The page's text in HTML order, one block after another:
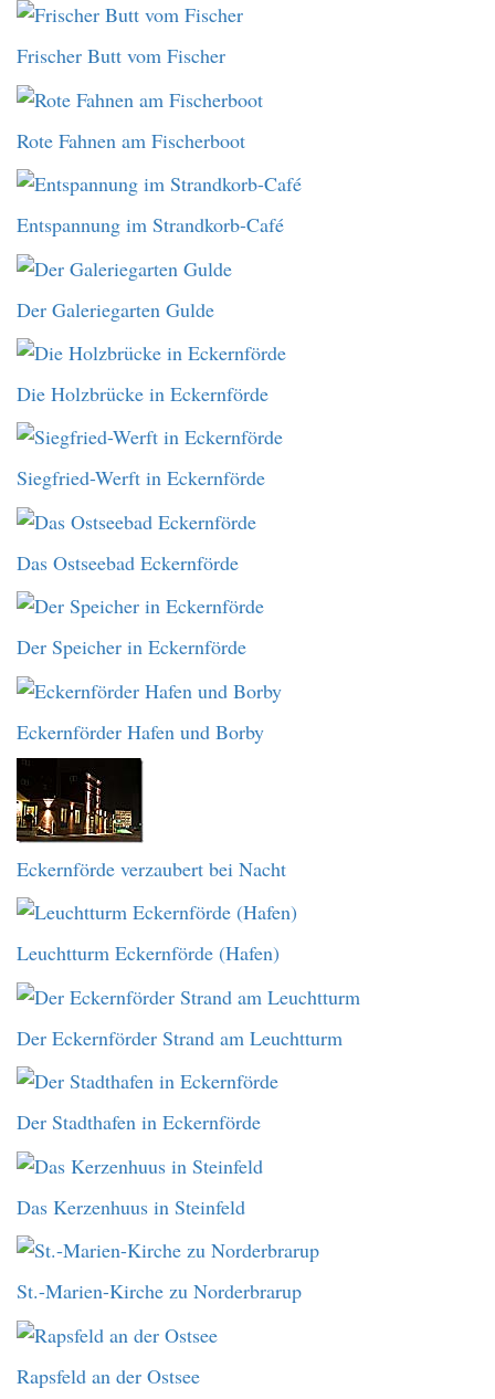
Frischer Butt vom Fischer
Rote Fahnen am Fischerboot
Entspannung im Strandkorb-Café
Der Galeriegarten Gulde
Die Holzbrücke in Eckernförde
Siegfried-Werft in Eckernförde
Das Ostseebad Eckernförde
Der Speicher in Eckernförde
Eckernförder Hafen und Borby
Eckernförde verzaubert bei Nacht
Leuchtturm Eckernförde (Hafen)
Der Eckernförder Strand am Leuchtturm
Der Stadthafen in Eckernförde
Das Kerzenhuus in Steinfeld
St.-Marien-Kirche zu Norderbrarup
Rapsfeld an der Ostsee